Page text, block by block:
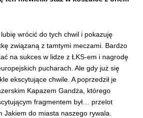
wrócić do tych chwil i pokazuję
związaną z tamtymi meczami. Bardzo
na sukces w lidze z ŁKS-em i nagrodę
pucharach. Ale gdy już się
ekscytujące chwile. A poprzedził je
Kapazem Gandża, którego
fragmentem był… przelot
Jakiem do miasta naszego rywala.